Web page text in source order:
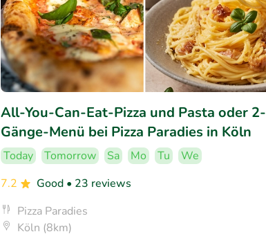
All-You-Can-Eat-Pizza und Pasta oder 2-
Gänge-Menü bei Pizza Paradies in Köln
Today Tomorrow Sa Mo Tu
We
7.2
Good • 23 reviews
Pizza Paradies
Köln (8km)